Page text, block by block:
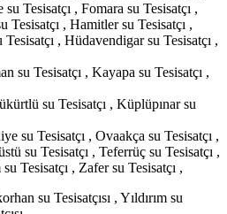
Tesisatçı , Fomara su Tesisatçı ,
Tesisatçı , Hamitler su Tesisatçı ,
, Hüdavendigar su Tesisatçı ,
su Tesisatçı , Kayapa su Tesisatçı ,
su Tesisatçı , Küplüpınar su
su Tesisatçı , Ovaakça su Tesisatçı ,
su Tesisatçı , Teferrüç su Tesisatçı ,
Tesisatçı , Zafer su Tesisatçı ,
su Tesisatçısı , Yıldırım su